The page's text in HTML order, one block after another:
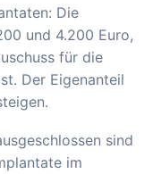
Die
und 4.200 Euro,
für die
Der Eigenanteil
sind
im